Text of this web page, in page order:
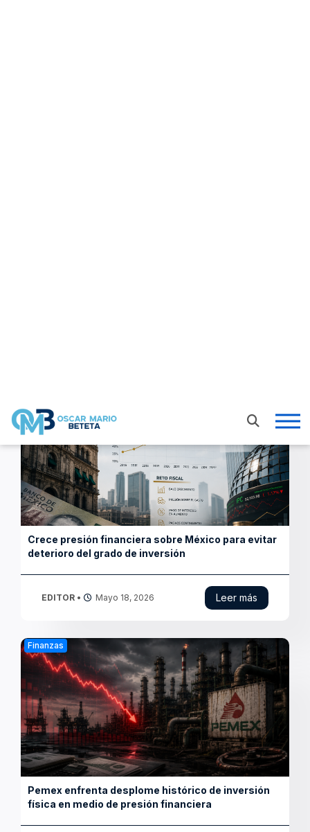
Pemex enfrenta desplome histórico de inversión
física en medio de presión financiera
EDITOR• Mayo 16, 2026 Leer más
SHCP revela que sólo 39 %,de las empresas en
México pagan impuestos
EDITOR• Mayo 15, 2026 Leer más